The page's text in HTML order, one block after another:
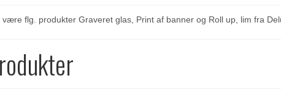
flg. produkter Graveret glas, Print af banner og Roll up, lim fra